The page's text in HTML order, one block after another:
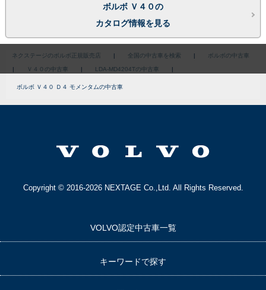
ボルボ Ｖ４０の
カタログ情報を見る
ネクステージのボルボ正規販売店 | 全国の中古車を検索 | ボルボの中古車
| Ｖ４０の中古車 | LDA-MD4204Tの中古車 |
ボルボ Ｖ４０ Ｄ４ モメンタムの中古車
Copyright © 2016-2026 NEXTAGE Co.,Ltd. All Rights Reserved.
VOLVO認定中古車一覧
キーワードで探す